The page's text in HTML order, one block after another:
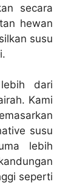
secara
hewan
susu
dari
Kami
susu
lebih
seperti